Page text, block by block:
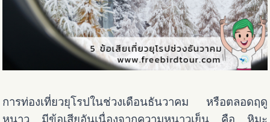
การท่องเที่ยวยุโรปในช่วงเดือนธันวาคม หรือตลอดฤดู
หนาว มีข้อเสียอันเนื่องจากความหนาวเย็น คือ หิมะ